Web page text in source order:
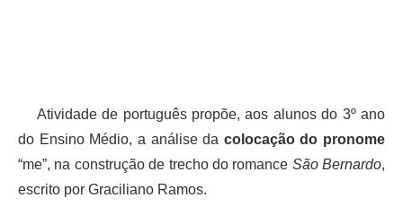
Atividade de português propõe, aos alunos do 3º ano
do Ensino Médio, a análise da colocação do pronome
“me”, na construção de trecho do romance São Bernardo,
escrito por Graciliano Ramos.